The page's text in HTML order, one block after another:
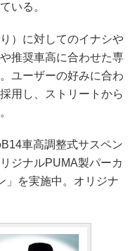
いる。
）に対してのイナシや
推奨車高に合わせた専
ユーザーの好みに合わ
用し、ストリートから
車高調整式サスペン
ジナルPUMA製パーカ
」を実施中。オリジナ